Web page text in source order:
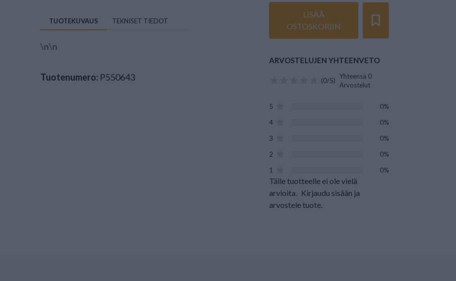
TUOTEKUVAUS TEKNISET TIEDOT
\n\n
Tuotenumero: P550643
LISÄÄ
OSTOSKORIIN
ARVOSTELUJEN YHTEENVETO
(0/5)
Yhteensä 0
Arvostelut
5
0%
4
0%
3
0%
2
0%
1
0%
Tälle tuotteelle ei ole vielä
arvioita. Kirjaudu sisään ja
arvostele tuote.